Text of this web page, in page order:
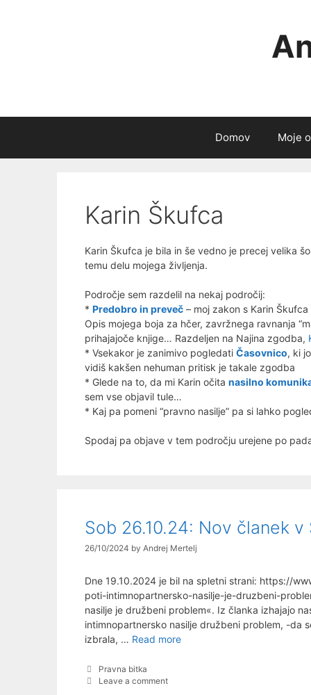
Domov Moje
Karin Škufca
Karin Škufca je bila in še vedno je precej velika
temu delu mojega življenja.
Področje sem razdelil na nekaj področij:
* Predobro in preveč – moj zakon s Karin Škufca
Opis mojega boja za hčer, zavržnega ravnanja
prihajajoče knjige… Razdeljen na Najina zgodba,
* Vsekakor je zanimivo pogledati Časovnico, ki
vidiš kakšen nehuman pritisk je takale zgodba
* Glede na to, da mi Karin očita nasilno
sem vse objavil tule…
* Kaj pa pomeni “pravno nasilje” pa si lahko
Spodaj pa objave v tem področju urejene po
Sob 26.10.24: Nov članek
26/10/2024 by Andrej Mertelj
Dne 19.10.2024 je bil na spletni strani: https://
poti-intimnopartnersko-nasilje-je-druzbeni-
nasilje je družbeni problem«. Iz članka izhajajo
intimnopartnersko nasilje družbeni problem, -da
izbrala, … Read moreSob
Categories
Pravna bitka
Leave a comment